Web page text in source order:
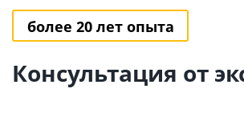
более 20 лет опыта
Консультация от